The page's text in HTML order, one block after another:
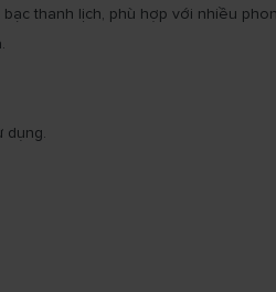
thanh lịch, phù hợp với nhiều
dụng.